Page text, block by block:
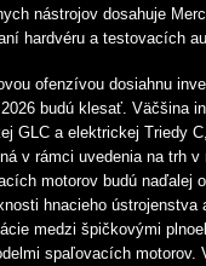
nástrojov dosahuje
hardvéru a testovacích
ofenzívou dosiahnu
budú klesať. Väčšina
GLC a elektrickej Triedy
v rámci uvedenia na trh
motorov budú naďalej
hnacieho ústrojenstva
medzi špičkovými
spaľovacích motorov.